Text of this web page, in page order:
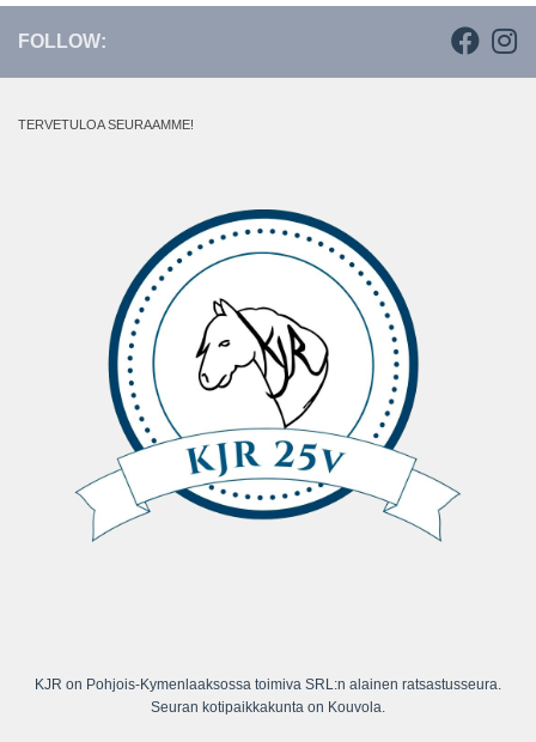
FOLLOW:
TERVETULOA SEURAAMME!
KJR on Pohjois-Kymenlaaksossa toimiva SRL:n alainen ratsastusseura.
Seuran kotipaikkakunta on Kouvola.